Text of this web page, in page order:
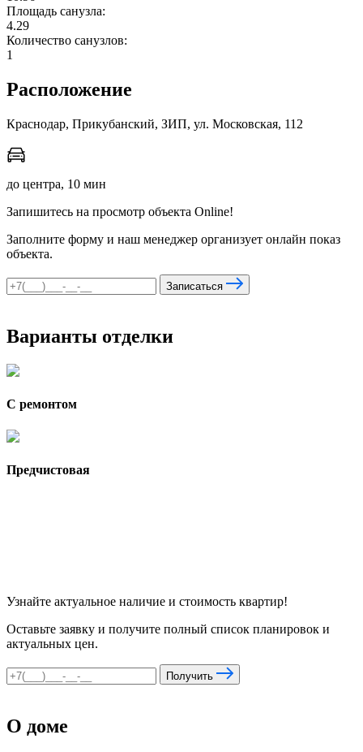
мы в соцсетях
Площадь санузла:
4.29
Количество санузлов:
1
Расположение
Краснодар, Прикубанский, ЗИП, ул. Московская, 112
до центра, 10 мин
Запишитесь на просмотр объекта Online!
Заполните форму и наш менеджер организует онлайн показ
объекта.
Записаться
Варианты отделки
С ремонтом
Предчистовая
Узнайте актуальное наличие и стоимость квартир!
Оставьте заявку и получите полный список планировок и
актуальных цен.
Получить
О доме